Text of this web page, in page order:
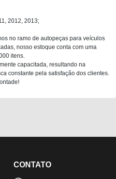
2012, 2013;
no ramo de autopeças para veículos
nosso estoque conta com uma
itens.
capacitada, resultando na
constante pela satisfação dos clientes.
CONTATO